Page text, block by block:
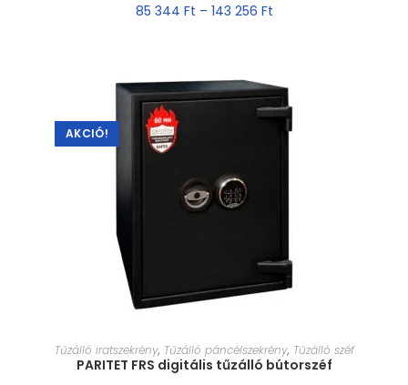
85 344 Ft – 143 256 Ft
AKCIÓ!
MÉRET VÁLASZTÁSA
Tűzálló iratszekrény, Tűzálló páncélszekrény, Tűzálló széf
PARITET FRS digitális tűzálló bútorszéf